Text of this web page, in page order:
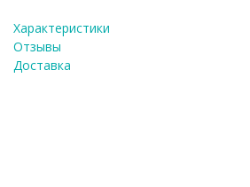
Характеристики
Отзывы
Доставка